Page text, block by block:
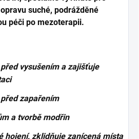
suché, podrážděné
péči po mezoterapii.
vysušením a zajišťuje
zapařením
a tvorbě modřin
hojení, zklidňuje zanícená místa